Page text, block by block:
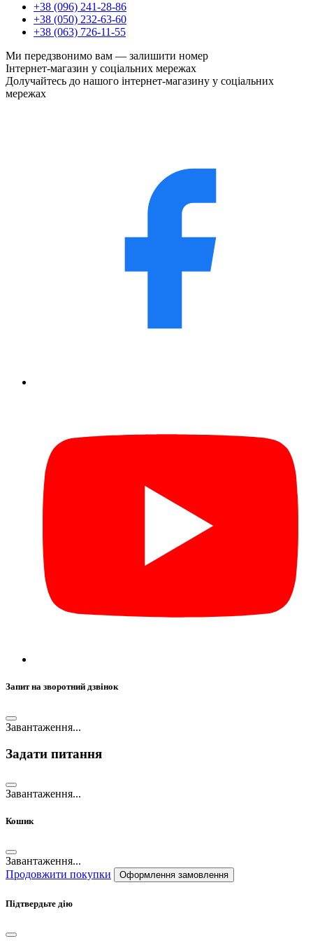
+38 (096) 241-28-86
+38 (050) 232-63-60
+38 (063) 726-11-55
Ми передзвонимо вам — залишити номер
Інтернет-магазин у соціальних мережах
Долучайтесь до нашого інтернет-магазину у соціальних
мережах
Запит на зворотний дзвінок
Завантаження...
Задати питання
Завантаження...
Кошик
Завантаження...
Продовжити покупки
Оформлення замовлення
Підтвердьте дію